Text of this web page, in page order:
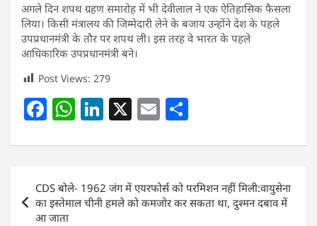
अगले दिन शपथ ग्रहण समारोह में भी देवीलाल ने एक ऐतिहासिक फैसला
लिया। किसी मंत्रालय की जिम्मेदारी लेने के बजाय उन्होंने देश के पहले
उपप्रधानमंत्री के तौर पर शपथ ली। इस तरह वे भारत के पहले
आधिकारिक उपप्रधानमंत्री बने।
Post Views: 279
F
c
e
b
W
at
s
A
Li
k
e
dI
X E
ai
l
ar
e
navigation
CDS बोले- 1962 जंग में एयरफोर्स को परमिशन नहीं मिली:वायुसेना
का इस्तेमाल चीनी हमले को कमजोर कर सकता था, दुश्मन दबाव में
आ जाता